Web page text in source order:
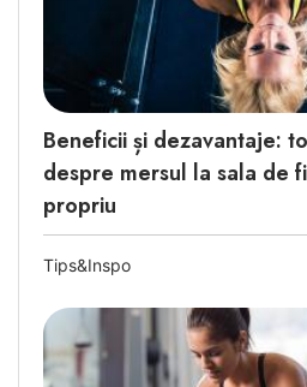
Beneficii și dezavantaje:
despre mersul la sala de
propriu
Tips&Inspo